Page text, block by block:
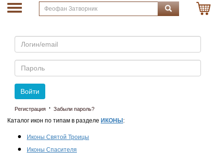
Email
Пароль
Войти
Регистрация · Забыли пароль?
Каталог икон по типам в разделе ИКОНЫ :
Иконы Святой Троицы
Иконы Спасителя